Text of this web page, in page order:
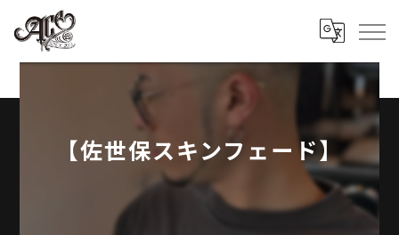
【佐世保スキンフェード】